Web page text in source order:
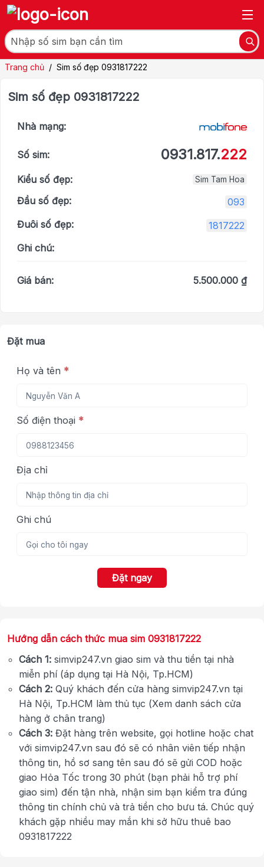
Trang chủ / Sim số đẹp 0931817222
Sim số đẹp 0931817222
Nhà mạng:
Số sim: 0931.817.222
Kiểu số đẹp: Sim Tam Hoa
Đầu số đẹp:
093
Đuôi số đẹp:
1817222
Ghi chú:
Giá bán: 5.500.000 ₫
Đặt mua
Họ và tên *
Số điện thoại *
Địa chỉ
Ghi chú
Đặt ngay
Hướng dẫn cách thức mua sim 0931817222
Cách 1: simvip247.vn giao sim và thu tiền tại nhà
miễn phí (áp dụng tại Hà Nội, Tp.HCM)
Cách 2: Quý khách đến cửa hàng simvip247.vn tại
Hà Nội, Tp.HCM làm thủ tục (Xem danh sách cửa
hàng ở chân trang)
Cách 3: Đặt hàng trên website, gọi hotline hoặc chat
với simvip247.vn sau đó sẽ có nhân viên tiếp nhận
thông tin, hồ sơ sang tên sau đó sẽ gửi COD hoặc
giao Hỏa Tốc trong 30 phút (bạn phải hỗ trợ phí
giao sim) đến tận nhà, nhận sim bạn kiểm tra đúng
thông tin chính chủ và trả tiền cho bưu tá. Chúc quý
khách gặp nhiều may mắn khi sở hữu thuê bao
0931817222